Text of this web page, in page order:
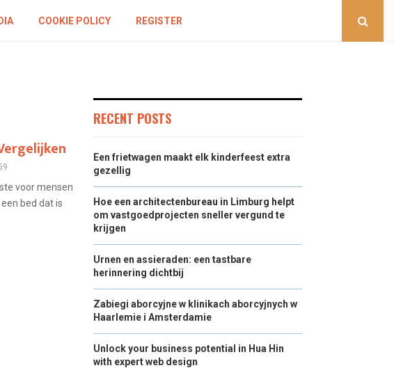
COOKIE POLICY REGISTER
voor mensen
bed dat is
RECENT POSTS
Een frietwagen maakt elk kinderfeest extra
gezellig
Hoe een architectenbureau in Limburg helpt
om vastgoedprojecten sneller vergund te
krijgen
Urnen en assieraden: een tastbare
herinnering dichtbij
Zabiegi aborcyjne w klinikach aborcyjnych w
Haarlemie i Amsterdamie
Unlock your business potential in Hua Hin
with expert web design